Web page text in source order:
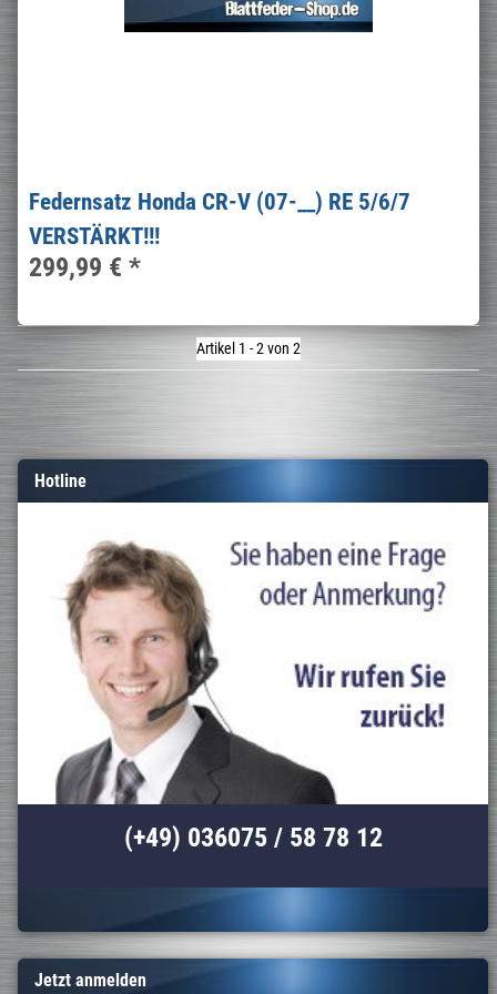
Federnsatz Honda CR-V (07-__) RE 5/6/7
VERSTÄRKT!!!
299,99 € *
Artikel 1 - 2 von 2
Hotline
(+49) 036075 / 58 78 12
Jetzt anmelden